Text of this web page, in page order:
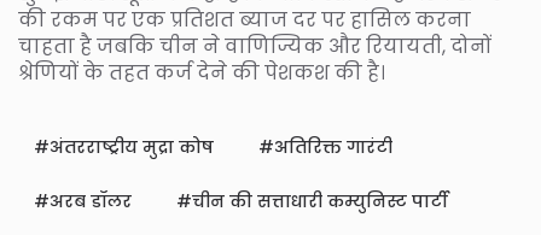
की रकम पर एक प्रतिशत ब्याज दर पर हासिल करना
चाहता है जबकि चीन ने वाणिज्यिक और रियायती, दोनों
श्रेणियों के तहत कर्ज देने की पेशकश की है।
अंतरराष्ट्रीय मुद्रा कोष अतिरिक्त गारंटी
अरब डॉलर चीन की सत्ताधारी कम्युनिस्ट पार्टी